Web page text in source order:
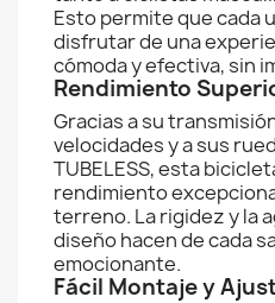
Esto permite que cada
disfrutar de una
cómoda y efectiva, sin
Rendimiento
Gracias a su
velocidades y a sus
TUBELESS, esta
rendimiento
terreno. La rigidez y la
diseño hacen de cada
emocionante.
Fácil Montaje y